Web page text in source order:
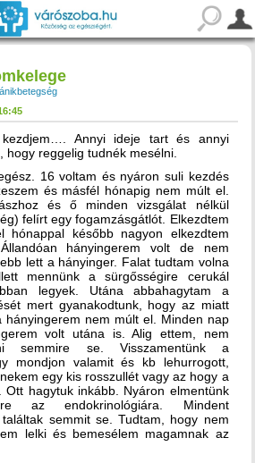
Annyi ideje tart és annyi
hogy reggelig tudnék mesélni.
16 voltam és nyáron suli kezdés
és másfél hónapig nem múlt el.
és ő minden vizsgálat nélkül
felírt egy fogamzásgátlót. Elkezdtem
hónappal később nagyon elkezdtem
hányingerem volt de nem
lett a hányinger. Falat tudtam volna
mennünk a sürgősségire cerukál
legyek. Utána abbahagytam a
mert gyanakodtunk, hogy az miatt
hányingerem nem múlt el. Minden nap
volt utána is. Alig ettem, nem
semmire se. Visszamentünk a
mondjon valamit és kb lehurrogott,
egy kis rosszullét vagy az hogy a
Ott hagytuk inkább. Nyáron elmentünk
az endokrinológiára. Mindent
semmit se. Tudtam, hogy nem
lelki és bemesélem magamnak az